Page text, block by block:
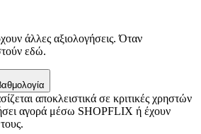
τεχνολογία όπως cookies
την προβολή εξατομικευμένων
τις μετρήσεις σχετικά με
την καλύτερη εικόνα του κοινού
Επίσης, κοινοποιούμε
την από μέρους σας χρήση της
μέσων κοινωνικής
και ανάλυσης.
άλλες αξιολογήσεις. Όταν
εδώ.
αποκλειστικά σε κριτικές χρηστών
αγορά μέσω SHOPFLIX ή έχουν